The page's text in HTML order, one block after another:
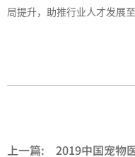
局提升，助推行业人才发展
上一篇:
2019中国宠物医疗行业人